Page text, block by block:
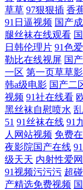
草草 97狠狠插 香
91日逼视频 国产
腿丝袜在线观看
日韩伦理片 91色爱
勒比在线视屏 国
一区 第一页草草
韩a级电影 国产二
视频 91社在线看
黑丝袜自慰喷水
51 91丝袜在线 91
人网站视频 免费
夜影院国产在线
级天天 内射性爱
91视频污污污 超
产精选免费视频